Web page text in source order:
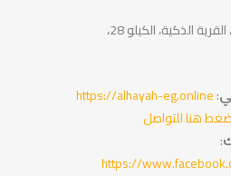
: أبورواش، القرية الذكية، الكيلو 28،
:
https://alhayah-eg.online
هنا للتواصل
:
https://